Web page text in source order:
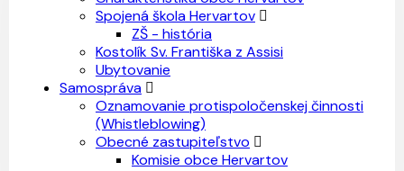
Spojená škola Hervartov
ZŠ - história
Kostolík Sv. Františka z Assisi
Ubytovanie
Samospráva
Oznamovanie protispoločenskej činnosti
(Whistleblowing)
Obecné zastupiteľstvo
Komisie obce Hervartov